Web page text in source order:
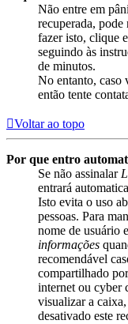
Não entre em
recuperada, pode
fazer isto, clique
seguindo às
de minutos.
No entanto, caso
então tente
Voltar ao topo
Por que entro
Se não assinalar
entrará
Isto evita o uso
pessoas. Para
nome de usuário
informações
recomendável
compartilhado
internet ou cyber
visualizar a
desativado este